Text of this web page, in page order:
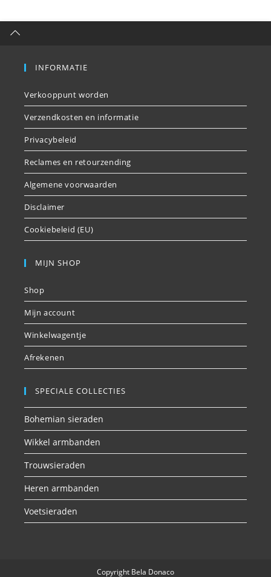
INFORMATIE
Verkooppunt worden
Verzendkosten en informatie
Privacybeleid
Reclames en retourzending
Algemene voorwaarden
Disclaimer
Cookiebeleid (EU)
MIJN SHOP
Shop
Mijn account
Winkelwagentje
Afrekenen
SPECIALE COLLECTIES
Bohemian sieraden
Wikkel armbanden
Trouwsieraden
Heren armbanden
Voetsieraden
Copyright Bela Donaco